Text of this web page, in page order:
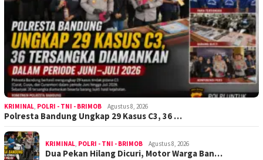
KRIMINAL, POLRI - TNI - BRIMOB Agustus 8, 2026
Polresta Bandung Ungkap 29 Kasus C3, 36 …
KRIMINAL, POLRI - TNI - BRIMOB Agustus 8, 2026
Dua Pekan Hilang Dicuri, Motor Warga Ban…